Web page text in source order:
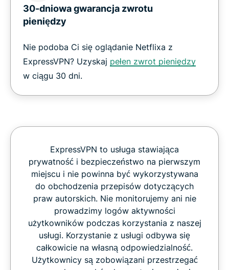
30-dniowa gwarancja zwrotu
pieniędzy
Nie podoba Ci się oglądanie Netflixa z
ExpressVPN? Uzyskaj pełen zwrot pieniędzy
w ciągu 30 dni.
ExpressVPN to usługa stawiająca
prywatność i bezpieczeństwo na pierwszym
miejscu i nie powinna być wykorzystywana
do obchodzenia przepisów dotyczących
praw autorskich. Nie monitorujemy ani nie
prowadzimy logów aktywności
użytkowników podczas korzystania z naszej
usługi. Korzystanie z usługi odbywa się
całkowicie na własną odpowiedzialność.
Użytkownicy są zobowiązani przestrzegać